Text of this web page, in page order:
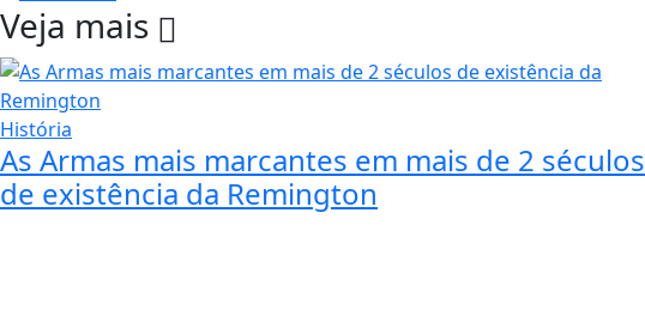
Veja mais
História
As Armas mais marcantes em mais de 2 séculos
de existência da Remington